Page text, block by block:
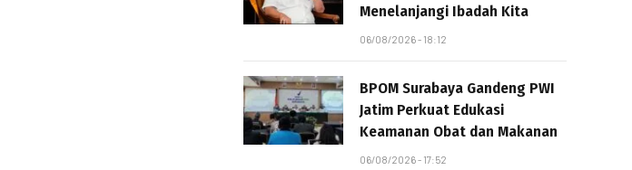
Menelanjangi Ibadah Kita
06/08/2026 - 18:12
BPOM Surabaya Gandeng PWI
Jatim Perkuat Edukasi
Keamanan Obat dan Makanan
06/08/2026 - 17:52